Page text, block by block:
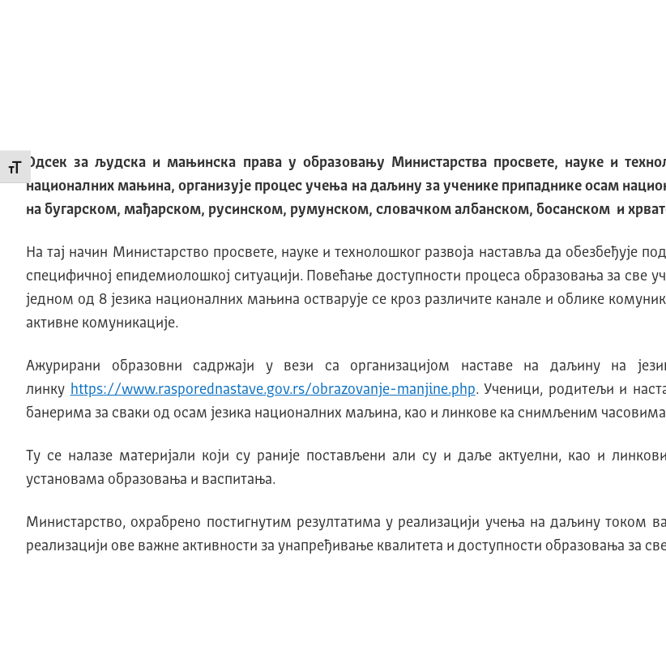
Промени величину слова
Одсек за људска и мањинска права у образовању Министарства просвете, науке и
националних мањина, организује процес учења на даљину за ученике припаднике осам
на бугарском, мађарском, русинском, румунском, словачком албанском, босанском и
На тај начин Министарство просвете, науке и технолошког развоја наставља да обезбеђује
специфичној епидемиолошкој ситуацији. Повећање доступности процеса образовања за све
једном од 8 језика националних мањина остварује се кроз различите канале и облике
активне комуникације.
Ажурирани образовни садржаји у вези са организацијом наставе на даљину на
линку https://www.rasporednastave.gov.rs/obrazovanje-manjine.php. Ученици, родитељи и
банерима за сваки од осам језика националних маљина, као и линкове ка снимљеним
Ту се налазе материјали који су раније постављени али су и даље актуелни, као и
установама образовања и васпитања.
Министарство, охрабрено постигнутим резултатима у реализацији учења на даљину током
реализацији ове важне активности за унапређивање квалитета и доступности образовања за